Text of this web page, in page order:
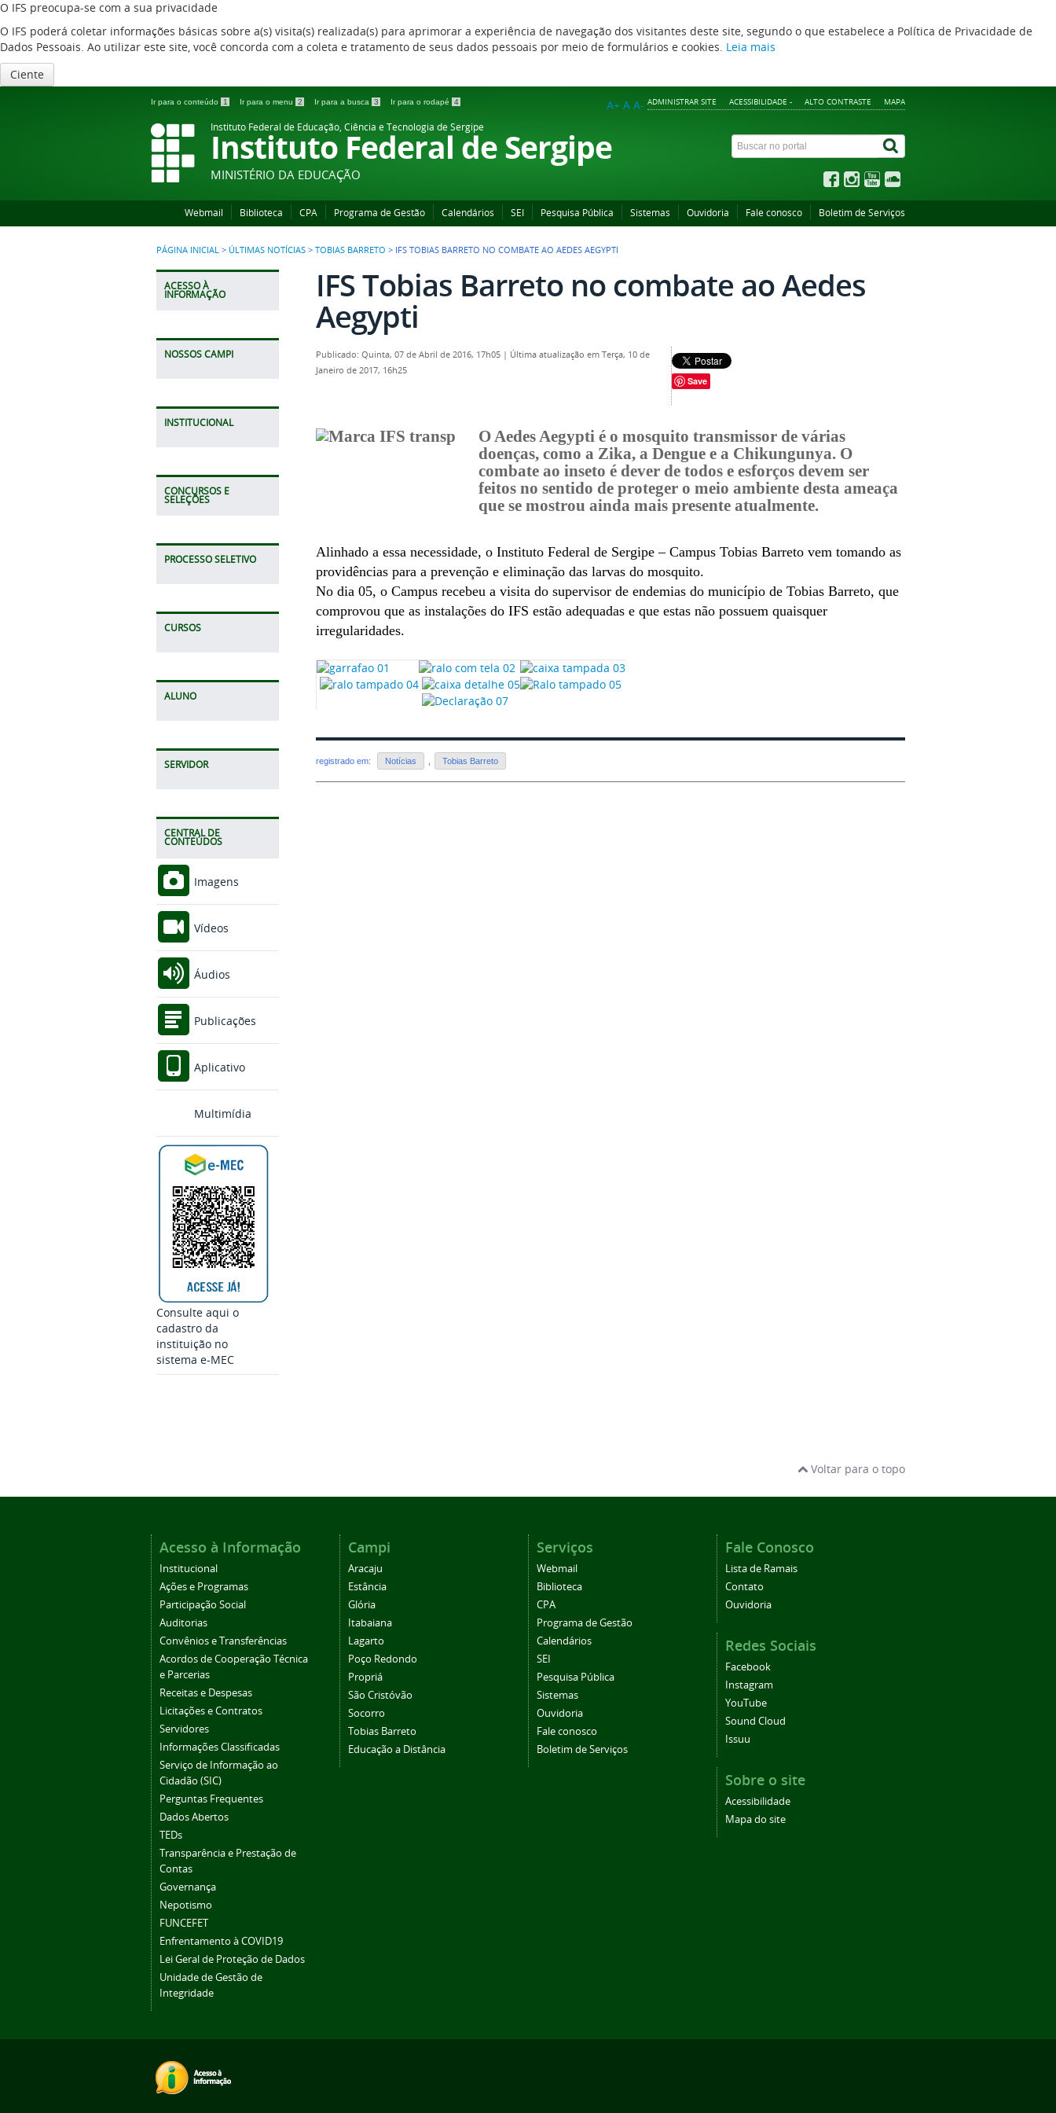
O IFS preocupa-se com a sua privacidade
O IFS poderá coletar informações básicas sobre a(s) visita(s) realizada(s) para aprimorar a experiência de navegação dos visitantes deste site, segundo o que estabelece a Política de Privacidade de
Dados Pessoais. Ao utilizar este site, você concorda com a coleta e tratamento de seus dados pessoais por meio de formulários e cookies. Leia mais
Ciente
Ir para o conteúdo 1 Ir para o menu 2 Ir para a busca 3 Ir para o rodapé 4 ADMINISTRAR SITE ACESSIBILIDADE - ALTO CONTRASTE MAPA
A+ A A-
Instituto Federal de Educação, Ciência e Tecnologia de Sergipe
Instituto Federal de Sergipe
MINISTÉRIO DA EDUCAÇÃO
Webmail Biblioteca CPA Programa de Gestão Calendários SEI Pesquisa Pública Sistemas Ouvidoria Fale conosco Boletim de Serviços
PÁGINA INICIAL > ÚLTIMAS NOTÍCIAS > TOBIAS BARRETO > IFS TOBIAS BARRETO NO COMBATE AO AEDES AEGYPTI
ACESSO À
INFORMAÇÃO
NOSSOS CAMPI
INSTITUCIONAL
CONCURSOS E
SELEÇÕES
PROCESSO SELETIVO
CURSOS
ALUNO
SERVIDOR
CENTRAL DE
CONTEÚDOS
Imagens
Vídeos
Áudios
Publicações
Aplicativo
Multimídia
Consulte aqui o
cadastro da
instituição no
sistema e-MEC
IFS Tobias Barreto no combate ao Aedes
Aegypti
Publicado: Quinta, 07 de Abril de 2016, 17h05 | Última atualização em Terça, 10 de
Janeiro de 2017, 16h25
Save
O Aedes Aegypti é o mosquito transmissor de várias
doenças, como a Zika, a Dengue e a Chikungunya. O
combate ao inseto é dever de todos e esforços devem ser
feitos no sentido de proteger o meio ambiente desta ameaça
que se mostrou ainda mais presente atualmente.
Alinhado a essa necessidade, o Instituto Federal de Sergipe – Campus Tobias Barreto vem tomando as
providências para a prevenção e eliminação das larvas do mosquito.
No dia 05, o Campus recebeu a visita do supervisor de endemias do município de Tobias Barreto, que
comprovou que as instalações do IFS estão adequadas e que estas não possuem quaisquer
irregularidades.
registrado em: Notícias Tobias Barreto
Voltar para o topo
Acesso à Informação
Institucional
Ações e Programas
Participação Social
Auditorias
Convênios e Transferências
Acordos de Cooperação Técnica
e Parcerias
Receitas e Despesas
Licitações e Contratos
Servidores
Informações Classificadas
Serviço de Informação ao
Cidadão (SIC)
Perguntas Frequentes
Dados Abertos
TEDs
Transparência e Prestação de
Contas
Governança
Nepotismo
FUNCEFET
Enfrentamento à COVID19
Lei Geral de Proteção de Dados
Unidade de Gestão de
Integridade
Campi
Aracaju
Estância
Glória
Itabaiana
Lagarto
Poço Redondo
Propriá
São Cristóvão
Socorro
Tobias Barreto
Educação a Distância
Serviços
Webmail
Biblioteca
CPA
Programa de Gestão
Calendários
SEI
Pesquisa Pública
Sistemas
Ouvidoria
Fale conosco
Boletim de Serviços
Fale Conosco
Lista de Ramais
Contato
Ouvidoria
Redes Sociais
Facebook
Instagram
YouTube
Sound Cloud
Issuu
Sobre o site
Acessibilidade
Mapa do site